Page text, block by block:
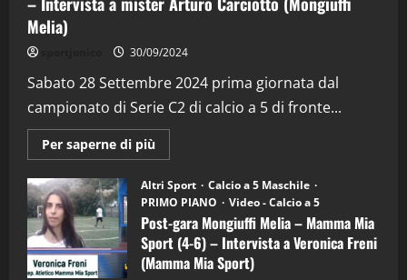
Melia)
30/09/2024
Sabato 28 Settembre 2024 prima giornata dal
campionato di Serie C2 di calcio a 5 di fronte...
Per saperne di più
informazioni
Post-
gara
Mongiuffi
Melia
–
Mamma
Mia
Sport
Altri Sport
Calcio a 5 Maschile
PRIMO PIANO
Video - Calcio a 5
Post-gara Mongiuffi Melia – Mamma Mia
Sport (4-6) – Intervista a Veronica Freni
(Mamma Mia Sport)
2
“SportEmpire” in Podcast: 29^ Puntata
(Martedi 28 Aprile 2026)
28/04/2026
3
"SportEmpire" in Podcast
“SportEmpire” in Podcast: 28^ Puntata
(Martedi 21 Aprile 2026)
21/04/2026